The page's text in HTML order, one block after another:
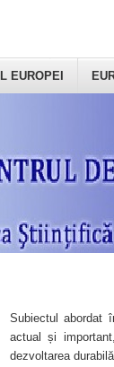
EUROPEI
Subiectul abordat
actual și
dezvoltarea